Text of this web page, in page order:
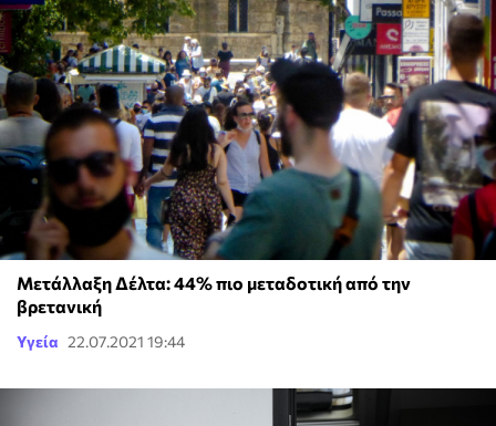
Μετάλλαξη Δέλτα: 44% πιο μεταδοτική από την
βρετανική
Υγεία 22.07.2021 19:44